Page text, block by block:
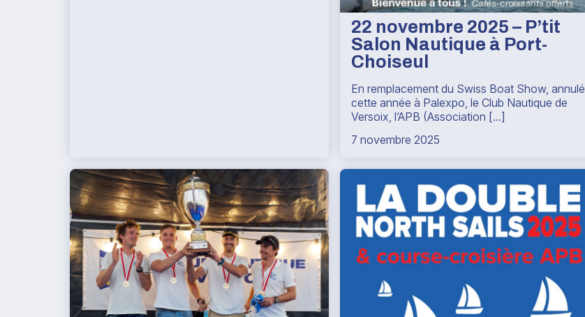
22 novembre 2025 – P’tit
Salon Nautique à Port-
Choiseul
En remplacement du Swiss Boat Show, annulé
cette année à Palexpo, le Club Nautique de
Versoix, l’APB (Association [...]
7 novembre 2025